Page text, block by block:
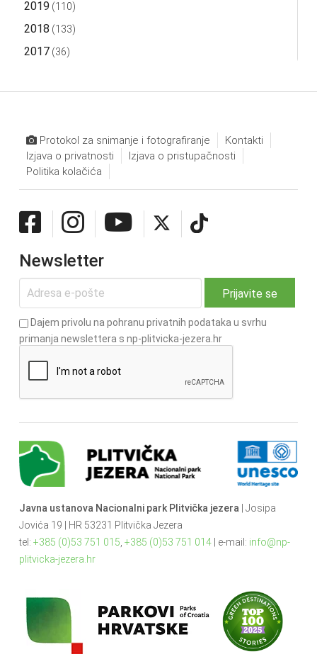
2019 (110)
2018 (133)
2017(36)
Protokol za snimanje i fotografiranje
Kontakti
Izjava o privatnosti
Izjava o pristupačnosti
Politika kolačića
Newsletter
Dajem privolu na pohranu privatnih podataka u svrhu
primanja newslettera s np-plitvicka-jezera.hr
Javna ustanova Nacionalni park Plitvička jezera | Josipa
Jovića 19 | HR 53231 Plitvička Jezera
tel: +385 (0)53 751 015 +385 (0)53 751 014| e-mail: info@np-
plitvicka-jezera.hr